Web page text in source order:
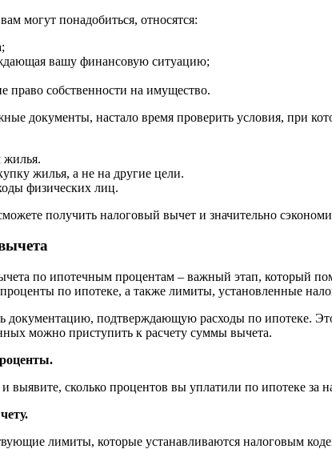
могут понадобиться, относятся:
вашу финансовую ситуацию;
собственности на имущество.
документы, настало время проверить условия, при
жилья.
жилья, а не на другие цели.
физических лиц.
получить налоговый вычет и значительно
по ипотечным процентам – важный этап, который
по ипотеке, а также лимиты, установленные
документацию, подтверждающую расходы по ипотеке.
можно приступить к расчету суммы вычета.
выявите, сколько процентов вы уплатили по ипотеке за
лимиты, которые устанавливаются налоговым